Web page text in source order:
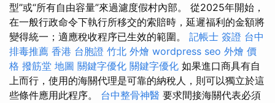
型”或“所有自由容量”來過濾度假村內部。 從2025年開始，
在一般行政命令下執行所移交的索賠時，延遲福利的金額將
變得統一；適應稅收程序已生效的範圍。 記帳士 簽證 台中
排毒推薦 香港 台胞證 竹北 外燴 wordpress seo 外燴 價
格 撥筋堂 地圖 關鍵字優化 關鍵字優化 如果進口商具有自
上而行，使用的海關代理是可靠的納稅人，則可以獨立於這
些條件應用此程序。 台中整骨神醫 要求間接海關代表必須